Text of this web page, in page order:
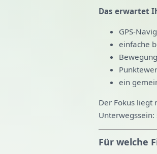
Das erwartet
GPS-
einfache
ein
Der Fokus liegt
Für welche